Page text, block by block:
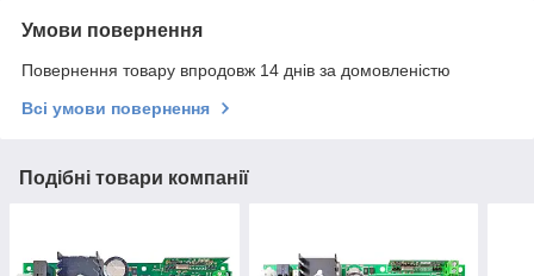
Умови повернення
Повернення товару впродовж 14 днів за домовленістю
Всі умови повернення
Подібні товари компанії